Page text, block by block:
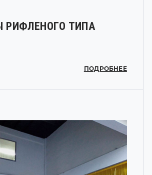
РИФЛЕНОГО ТИПА
ПОДРОБНЕЕ